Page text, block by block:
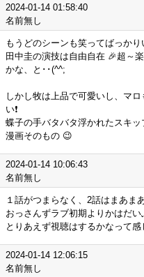
2024-01-14 01:58:40
名前無し
もうどのシーンも笑ってばっかり
田中圭の演技は自由自在 🎉超～
かな、と･･(^^;
しかし牧は上品で可愛いし、マ
い❗
蝶子の手バタバタ浮かれたスキッ
漫画そのもの 😉
2024-01-14 10:06:43
名前無し
１話がつまらなく、2話はまあま
おっさんずラブ初期よりかはだい
とりあえず視聴はするかなって感
2024-01-14 12:06:15
名前無し